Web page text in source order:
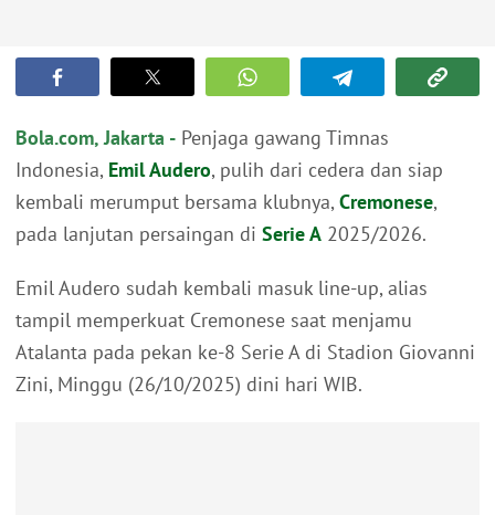
Bola.com, Jakarta - Penjaga gawang Timnas
Indonesia, Emil Audero, pulih dari cedera dan siap
kembali merumput bersama klubnya, Cremonese,
pada lanjutan persaingan di Serie A 2025/2026.
Emil Audero sudah kembali masuk line-up, alias
tampil memperkuat Cremonese saat menjamu
Atalanta pada pekan ke-8 Serie A di Stadion Giovanni
Zini, Minggu (26/10/2025) dini hari WIB.